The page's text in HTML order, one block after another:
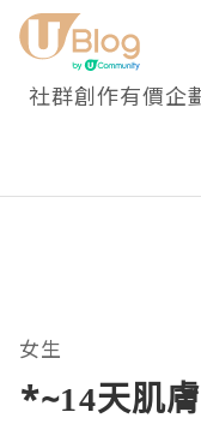
社群創作有價企
女生
*~14天肌